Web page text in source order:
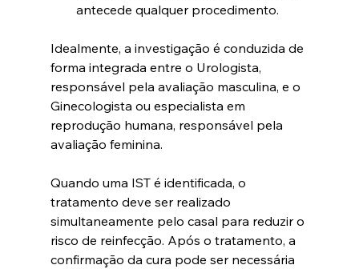
antecede qualquer procedimento.
Idealmente, a investigação é conduzida de
forma integrada entre o Urologista,
responsável pela avaliação masculina, e o
Ginecologista ou especialista em
reprodução humana, responsável pela
avaliação feminina.
Quando uma IST é identificada, o
tratamento deve ser realizado
simultaneamente pelo casal para reduzir o
risco de reinfecção. Após o tratamento, a
confirmação da cura pode ser necessária